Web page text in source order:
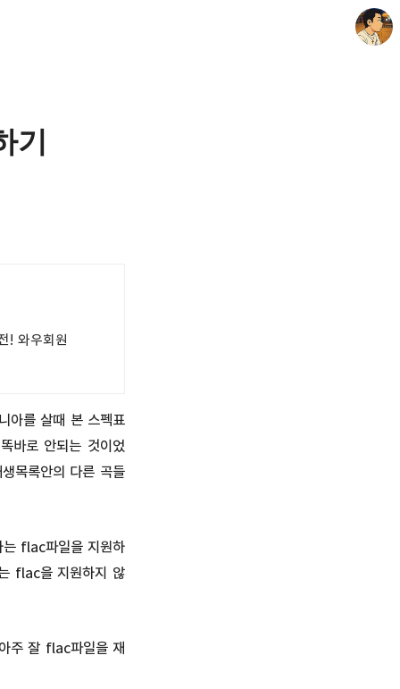
기
! 와우회원
아를 살때 본 스펙표
바로 안되는 것이었
목록안의 다른 곡들
는 flac파일을 지원하
flac을 지원하지 않
주 잘 flac파일을 재